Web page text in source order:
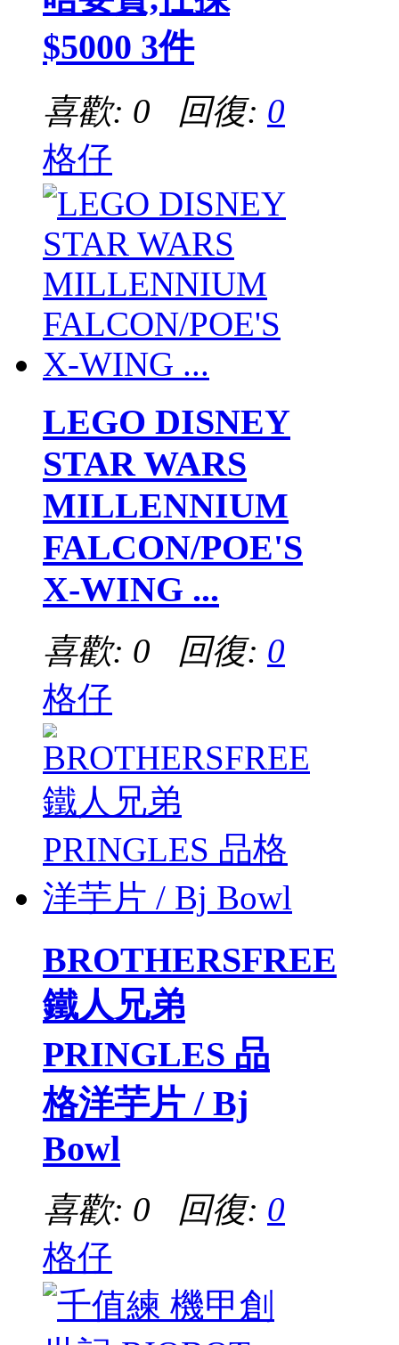
$5000 3件
喜歡: 0 回復: 0
格仔
LEGO DISNEY
STAR WARS
MILLENNIUM
FALCON/POE'S
X-WING ...
喜歡: 0 回復: 0
格仔
BROTHERSFREE
鐵人兄弟
PRINGLES 品
格洋芋片 / Bj
Bowl
喜歡: 0 回復: 0
格仔